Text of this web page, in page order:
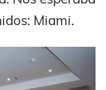
Miami.